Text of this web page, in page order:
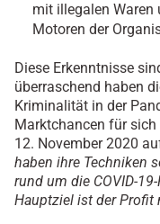
mit illegalen Waren
Motoren der
Diese Erkenntnisse
überraschend haben
Kriminalität in der
Marktchancen für sich
12. November 2020
haben ihre Techniken
rund um die COVID-
Hauptziel ist der Profit